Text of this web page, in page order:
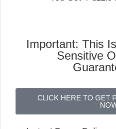
Important: This
Sensitive
CLICK HERE TO GET